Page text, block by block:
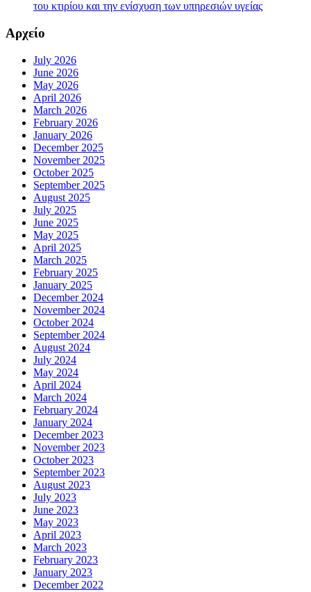
του κτιρίου και την ενίσχυση των υπηρεσιών υγείας
Αρχείο
July 2026
June 2026
May 2026
April 2026
March 2026
February 2026
January 2026
December 2025
November 2025
October 2025
September 2025
August 2025
July 2025
June 2025
May 2025
April 2025
March 2025
February 2025
January 2025
December 2024
November 2024
October 2024
September 2024
August 2024
July 2024
May 2024
April 2024
March 2024
February 2024
January 2024
December 2023
November 2023
October 2023
September 2023
August 2023
July 2023
June 2023
May 2023
April 2023
March 2023
February 2023
January 2023
December 2022